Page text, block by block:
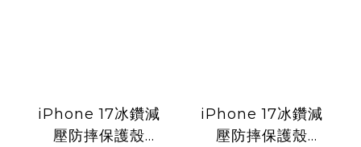
iPhone 17冰鑽減
壓防摔保護殼
iPhone 17冰鑽減
壓防摔保護殼